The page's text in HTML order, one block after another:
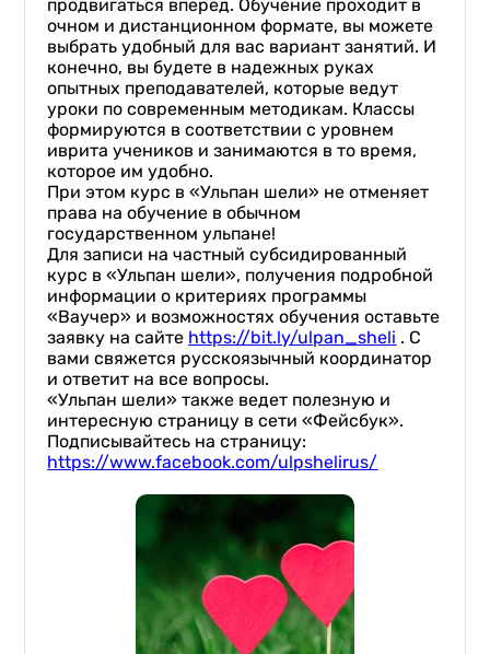
продвигаться вперед. Обучение проходит в
очном и дистанционном формате, вы можете
выбрать удобный для вас вариант занятий. И
конечно, вы будете в надежных руках
опытных преподавателей, которые ведут
уроки по современным методикам. Классы
формируются в соответствии с уровнем
иврита учеников и занимаются в то время,
которое им удобно.
При этом курс в «Ульпан шели» не отменяет
права на обучение в обычном
государственном ульпане!
Для записи на частный субсидированный
курс в «Ульпан шели», получения подробной
информации о критериях программы
«Ваучер» и возможностях обучения оставьте
заявку на сайте https://bit.ly/ulpan_sheli . С
вами свяжется русскоязычный координатор
и ответит на все вопросы.
«Ульпан шели» также ведет полезную и
интересную страницу в сети «Фейсбук».
Подписывайтесь на страницу:
https://www.facebook.com/ulpshelirus/